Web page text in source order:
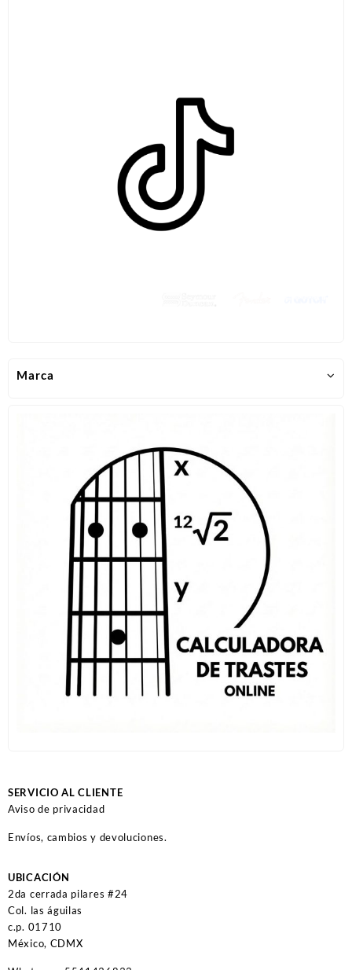
Marca
SERVICIO AL CLIENTE
Aviso de privacidad
Envíos, cambios y devoluciones.
UBICACIÓN
2da cerrada pilares #24
Col. las águilas
c.p. 01710
México, CDMX